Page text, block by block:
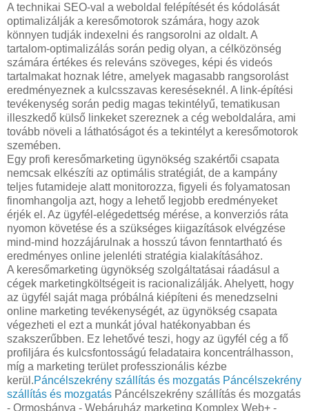
A technikai SEO-val a weboldal felépítését és kódolását
optimalizálják a keresőmotorok számára, hogy azok
könnyen tudják indexelni és rangsorolni az oldalt. A
tartalom-optimalizálás során pedig olyan, a célközönség
számára értékes és releváns szöveges, képi és videós
tartalmakat hoznak létre, amelyek magasabb rangsorolást
eredményeznek a kulcsszavas kereséseknél. A link-építési
tevékenység során pedig magas tekintélyű, tematikusan
illeszkedő külső linkeket szereznek a cég weboldalára, ami
tovább növeli a láthatóságot és a tekintélyt a keresőmotorok
szemében.
Egy profi keresőmarketing ügynökség szakértői csapata
nemcsak elkészíti az optimális stratégiát, de a kampány
teljes futamideje alatt monitorozza, figyeli és folyamatosan
finomhangolja azt, hogy a lehető legjobb eredményeket
érjék el. Az ügyfél-elégedettség mérése, a konverziós ráta
nyomon követése és a szükséges kiigazítások elvégzése
mind-mind hozzájárulnak a hosszú távon fenntartható és
eredményes online jelenléti stratégia kialakításához.
A keresőmarketing ügynökség szolgáltatásai ráadásul a
cégek marketingköltségeit is racionalizálják. Ahelyett, hogy
az ügyfél saját maga próbálná kiépíteni és menedzselni
online marketing tevékenységét, az ügynökség csapata
végezheti el ezt a munkát jóval hatékonyabban és
szakszerűbben. Ez lehetővé teszi, hogy az ügyfél cég a fő
profiljára és kulcsfontosságú feladataira koncentrálhasson,
míg a marketing terület professzionális kézbe
kerül.Páncélszekrény szállítás és mozgatás Páncélszekrény
szállítás és mozgatás Páncélszekrény szállítás és mozgatás
- Ormosbánya - Webáruház marketing Komplex Web+ -